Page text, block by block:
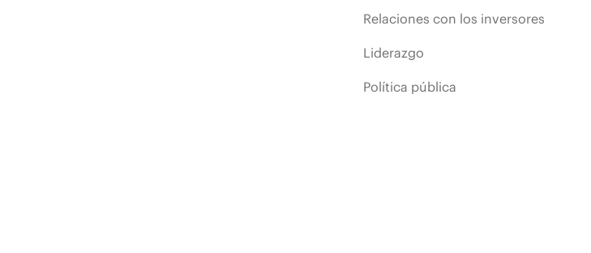
Relaciones con los inversores
Liderazgo
Política pública